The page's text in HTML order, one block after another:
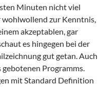
Minuten nicht viel
wohlwollend zur Kenntnis,
akzeptablen, gar
es hingegen bei der
gut getan. Auch
Programms.
mit Standard Definition